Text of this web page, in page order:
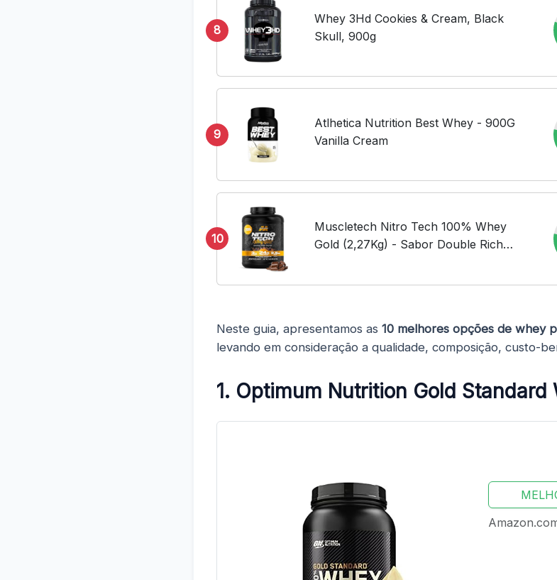
8
Whey 3Hd Cookies & Cream, Black
Skull, 900g
9
Atlhetica Nutrition Best Whey - 900G
Vanilla Cream
10
Muscletech Nitro Tech 100% Whey
Gold (2,27Kg) - Sabor Double Rich
Neste guia, apresentamos as 10 melhores opções de whey
levando em consideração a qualidade, composição, custo-
1. Optimum Nutrition Gold Standard